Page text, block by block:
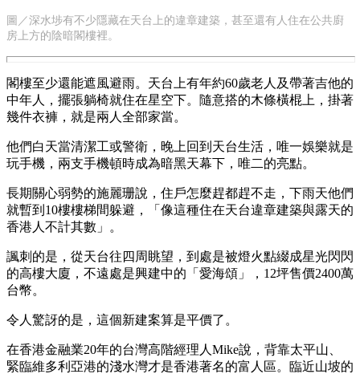
圖／深水埗有不少隱藏在天台上的違章建築，甚至還有人住在公共廚
房上方的陰暗閣樓裡。
閣樓至少還能遮風避雨。天台上有年約60歲老人及帶著吉他的
中年人，擺張躺椅就住在星空下。隨意搭的木條橫棍上，掛著
幾件衣褲，就是兩人全部家當。
他們白天當清潔工或警衛，晚上回到天台生活，唯一娛樂就是
玩手機，兩支手機頓時成為暗黑天幕下，唯二的亮點。
長期關心弱勢的施麗珊說，住戶怎麼趕都趕不走，下雨天他們
就暫到10樓樓梯間躲避，「像這種住在天台違章建築與露天的
香港人不計其數」。
諷刺的是，從天台往四周眺望，到處是被燈火點綴成星光閃閃
的高樓大廈，不遠處是興建中的「愛海頌」，12坪售價2400萬
台幣。
令人驚訝的是，這個新建案算是平價了。
在香港金融業20年的台灣高階經理人Mike說，背靠太平山、
緊臨維多利亞港的淺水灣才是香港著名的富人區。臨近山坡的